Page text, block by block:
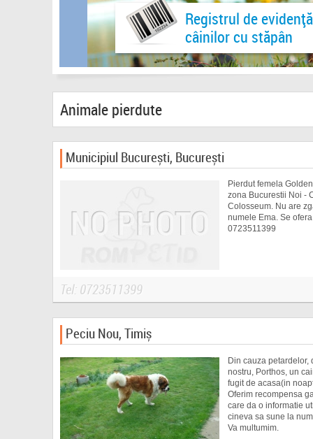
Registrul de
câinilor cu stăpân
Animale pierdute
Municipiul București, București
Pierdut femela
zona Bucurestii Noi -
Colosseum. Nu are
numele Ema. Se
0723511399
Tel: 0723511399
Peciu Nou, Timiș
Din cauza petardelor,
nostru, Porthos, un
fugit de acasa(in
Oferim recompensa
care da o informatie
cineva sa sune la
Va multumim.